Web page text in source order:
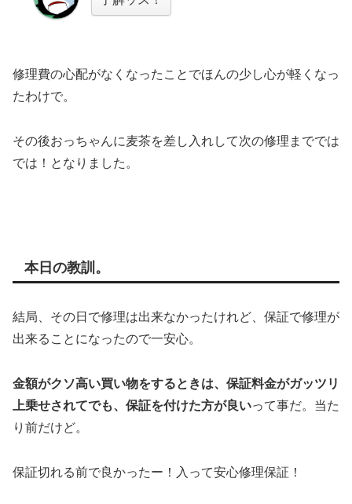
修理費の心配がなくなったことでほんの少し心が軽くなっ
たわけで。
その後おっちゃんに麦茶を差し入れして次の修理まででは
では！となりました。
本日の教訓。
結局、その日で修理は出来なかったけれど、保証で修理が
出来ることになったので一安心。
金額がクソ高い買い物をするときは、保証料金がガッツリ
上乗せされてでも、保証を付けた方が良いって事だ。当た
り前だけど。
保証切れる前で良かったー！入って安心修理保証！